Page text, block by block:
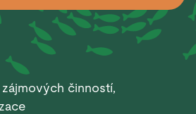
činností,